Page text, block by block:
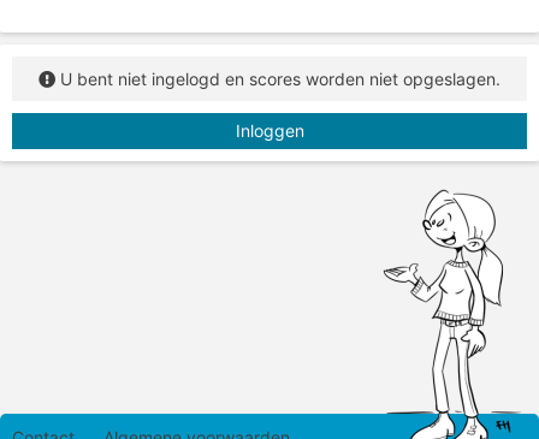
U bent niet ingelogd en scores worden niet opgeslagen.
Inloggen